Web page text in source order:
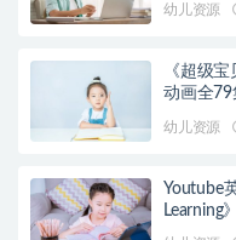
幼儿资源
《超级
动画全79
幼儿资源
Youtube
Learning